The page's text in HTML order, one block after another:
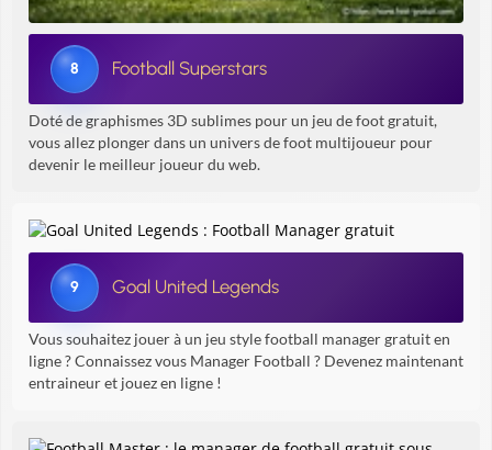
8 Football Superstars
Doté de graphismes 3D sublimes pour un jeu de foot gratuit,
vous allez plonger dans un univers de foot multijoueur pour
devenir le meilleur joueur du web.
9 Goal United Legends
Vous souhaitez jouer à un jeu style football manager gratuit en
ligne ? Connaissez vous Manager Football ? Devenez maintenant
entraineur et jouez en ligne !